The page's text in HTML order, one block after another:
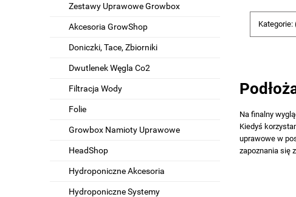
Zestawy Uprawowe Growbox
Akcesoria GrowShop
Doniczki, Tace, Zbiorniki
Dwutlenek Węgla Co2
Filtracja Wody
Folie
Growbox Namioty Uprawowe
HeadShop
Hydroponiczne Akcesoria
Hydroponiczne Systemy
Kategorie:
Na finalny
Kiedyś
uprawowe w
zapoznania się